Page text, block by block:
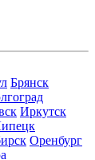
Брянск
Иркутск
Оренбург